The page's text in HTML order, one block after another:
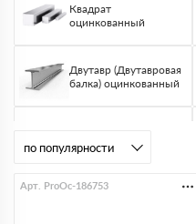
Квадрат
оцинкованный
Двутавр (Двутавровая
балка) оцинкованный
Проволока
Арт. ProOc-186753